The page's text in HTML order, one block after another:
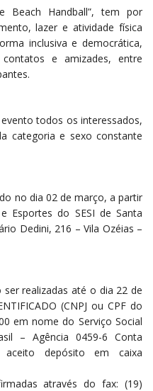
Beach Handball”, tem por
lazer e atividade física
inclusiva e democrática,
e amizades, entre
todos os interessados,
categoria e sexo constante
no dia 02 de março, a partir
Esportes do SESI de Santa
Dedini, 216 – Vila Ozéias –
realizadas até o dia 22 de
(CNPJ ou CPF do
em nome do Serviço Social
– Agência 0459-6 Conta
depósito em caixa
através do fax: (19)